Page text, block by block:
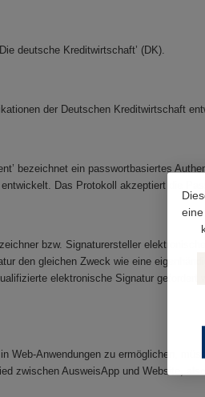
deutsche Kreditwirtschaft’ (DK).
der Deutschen Kreditwirtschaft
bezeichnet ein passwortbasiertes
Das Protokoll akzeptiert die
bzw. Signaturersteller
den gleichen Zweck wie eine
elektronische Signatur
Web-Anwendungen zu ermöglichen,
zwischen AusweisApp und Website,